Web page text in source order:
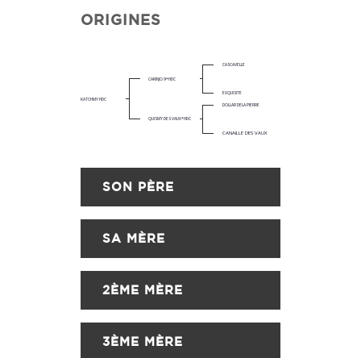
ORIGINES
KATCHMY HDC
CARINJO 9*HDC
CASCAVELLE
EXQUISITE
DOLLAR DELA PIERRE
CANAILLE DES VAUX
QUISMY DES VAUX*HDC
SON PÈRE
SA MÈRE
2ÈME MÈRE
3ÈME MÈRE